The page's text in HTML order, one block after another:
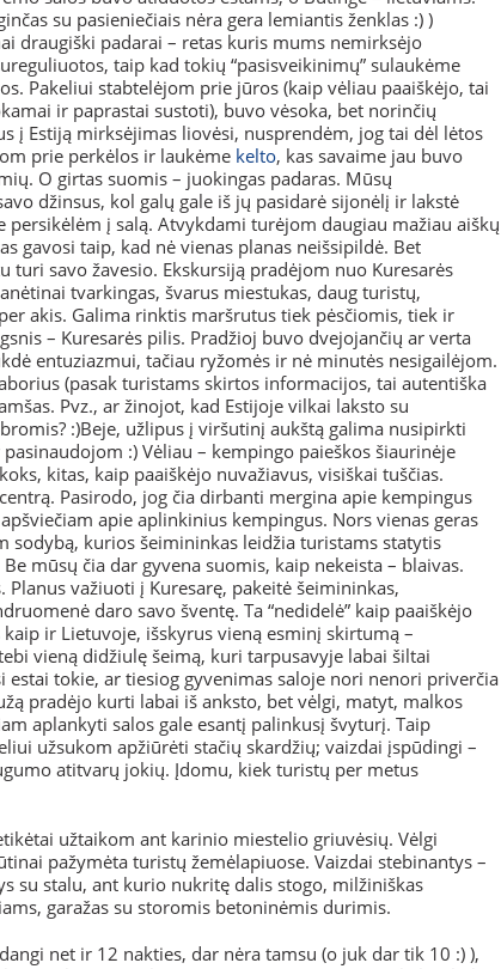
su pasieniečiais nėra gera lemiantis ženklas :) )
draugiški padarai – retas kuris mums nemirksėjo
taip kad tokių “pasisveikinimų” sulaukėme
Pakeliui stabtelėjom prie jūros (kaip vėliau paaiškėjo, tai
ir paprastai sustoti), buvo vėsoka, bet norinčių
į Estiją mirksėjimas liovėsi, nusprendėm, jog tai dėl lėtos
prie perkėlos ir laukėme kelto, kas savaime jau buvo
O girtas suomis – juokingas padaras. Mūsų
džinsus, kol galų gale iš jų pasidarė sijonėlį ir lakstė
persikėlėm į salą. Atvykdami turėjom daugiau mažiau aiškų
gavosi taip, kad nė vienas planas neišsipildė. Bet
savo žavesio. Ekskursiją pradėjom nuo Kuresarės
tvarkingas, švarus miestukas, daug turistų,
akis. Galima rinktis maršrutus tiek pėsčiomis, tiek ir
– Kuresarės pilis. Pradžioj buvo dvejojančių ar verta
entuziazmui, tačiau ryžomės ir nė minutės nesigailėjom.
(pasak turistams skirtos informacijos, tai autentiška
Pvz., ar žinojot, kad Estijoje vilkai laksto su
:)Beje, užlipus į viršutinį aukštą galima nusipirkti
:) Vėliau – kempingo paieškos šiaurinėje
kitas, kaip paaiškėjo nuvažiavus, visiškai tuščias.
Pasirodo, jog čia dirbanti mergina apie kempingus
apie aplinkinius kempingus. Nors vienas geras
sodybą, kurios šeimininkas leidžia turistams statytis
mūsų čia dar gyvena suomis, kaip nekeista – blaivas.
Planus važiuoti į Kuresarę, pakeitė šeimininkas,
daro savo šventę. Ta “nedidelė” kaip paaiškėjo
ir Lietuvoje, išskyrus vieną esminį skirtumą –
vieną didžiulę šeimą, kuri tarpusavyje labai šiltai
estai tokie, ar tiesiog gyvenimas saloje nori nenori priverčia
pradėjo kurti labai iš anksto, bet vėlgi, matyt, malkos
aplankyti salos gale esantį palinkusį švyturį. Taip
užsukom apžiūrėti stačių skardžių; vaizdai įspūdingi –
atitvarų jokių. Įdomu, kiek turistų per metus
užtaikom ant karinio miestelio griuvėsių. Vėlgi
pažymėta turistų žemėlapiuose. Vaizdai stebinantys –
su stalu, ant kurio nukritę dalis stogo, milžiniškas
garažas su storomis betoninėmis durimis.
net ir 12 nakties, dar nėra tamsu (o juk dar tik 10 :) ),